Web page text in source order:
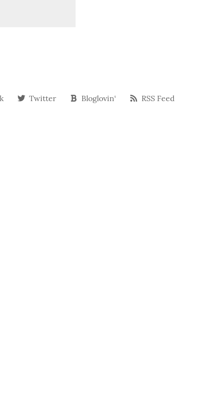
Twitter Bloglovin‘ RSS Feed